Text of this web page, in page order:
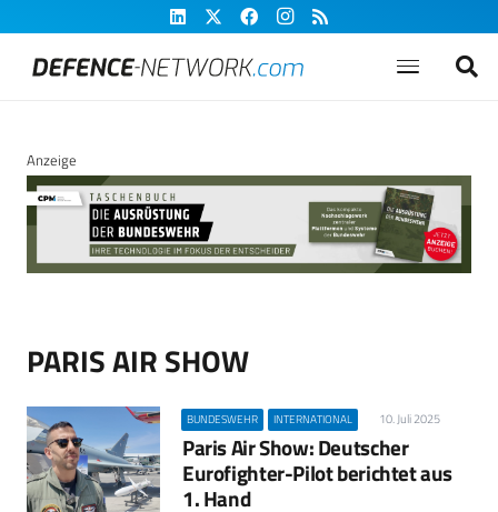
Anzeige
PARIS AIR SHOW
BUNDESWEHR INTERNATIONAL 10. Juli 2025
Paris Air Show: Deutscher
Eurofighter-Pilot berichtet aus
1. Hand